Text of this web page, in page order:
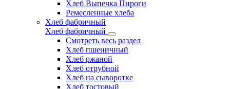
Хлеб Выпечка Пироги
Ремесленные хлеба
Хлеб фабричный
Хлеб фабричный
Смотреть весь раздел
Хлеб пшеничный
Хлеб ржаной
Хлеб отрубной
Хлеб на сыворотке
Хлеб тостовый